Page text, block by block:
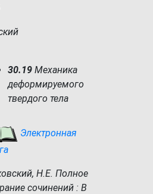
30.19 Механика
деформируемого
твердого тела
Электронная
Н.Е. Полное
сочинений : В